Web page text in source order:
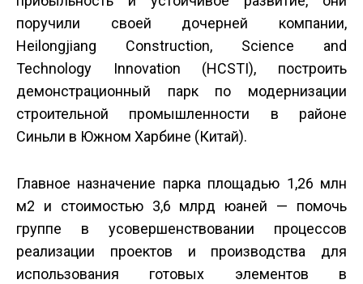
поручили своей дочерней компании,
Heilongjiang Construction, Science and
Technology Innovation (HCSTI), построить
демонстрационный парк по модернизации
строительной промышленности в районе
Синьли в Южном Харбине (Китай).
Главное назначение парка площадью 1,26 млн
м2 и стоимостью 3,6 млрд юаней — помочь
группе в усовершенствовании процессов
реализации проектов и производства для
использования готовых элементов в